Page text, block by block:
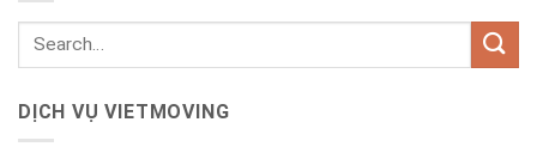
DỊCH VỤ VIETMOVING